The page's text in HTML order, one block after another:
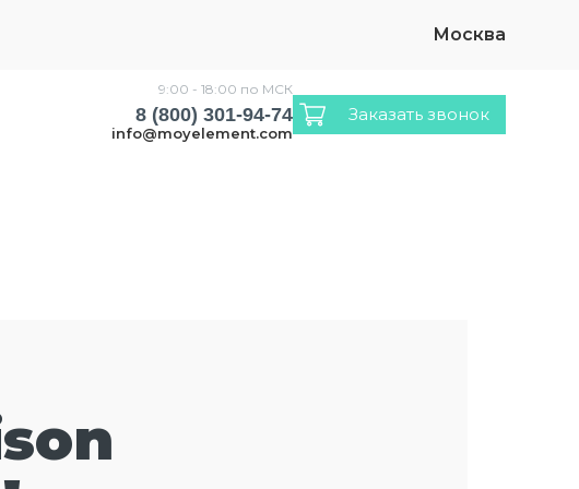
Москва
9:00 - 18:00 по МСК
8 (800) 301-94-74
info@moyelement.com
Заказать звонок